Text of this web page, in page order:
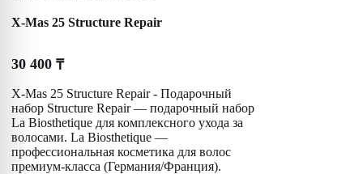
X-Mas 25 Structure Repair
30 400 ₸
X-Mas 25 Structure Repair - Подарочный
набор Structure Repair — подарочный набор
La Biosthetique для комплексного ухода за
волосами. La Biosthetique —
профессиональная косметика для волос
премиум-класса (Германия/Франция).